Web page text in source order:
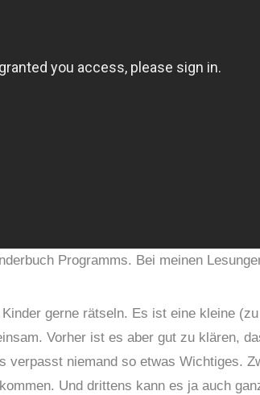
Programms. Bei meinen
gerne rätseln. Es ist eine kleine (zu
Vorher ist es aber gut zu klären,
verpasst niemand so etwas Wichtiges.
Und drittens kann es ja auch